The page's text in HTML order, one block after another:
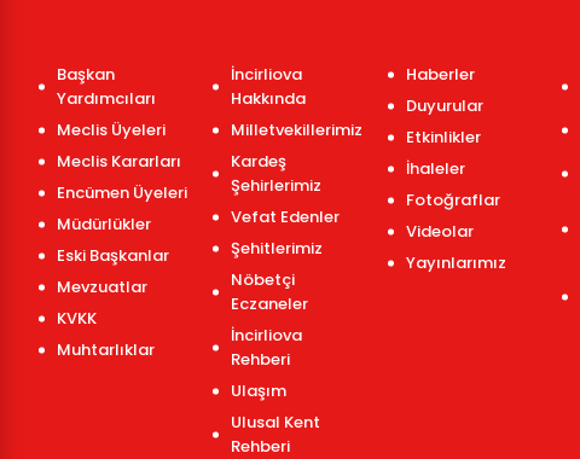
Başkan
Yardımcıları
Meclis Üyeleri
Meclis Kararları
Encümen Üyeleri
Müdürlükler
Eski Başkanlar
Mevzuatlar
KVKK
Muhtarlıklar
İncirliova
Hakkında
Milletvekillerimiz
Kardeş
Şehirlerimiz
Vefat Edenler
Şehitlerimiz
Nöbetçi
Eczaneler
İncirliova
Rehberi
Ulaşım
Ulusal Kent
Rehberi
Haberler
Duyurular
Etkinlikler
İhaleler
Fotoğraflar
Videolar
Yayınlarımız